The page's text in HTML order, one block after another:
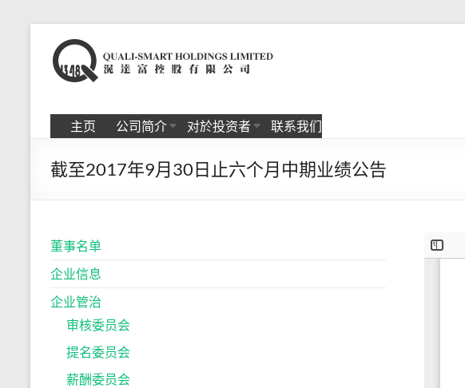
content
滉
达
富
控
股
限
公
司
主页
公司简介 对於投资者 联系我们
截至2017年9月30日止六个月中期业绩公告
董事名单
企业信息
企业管治
审核委员会
提名委员会
薪酬委员会